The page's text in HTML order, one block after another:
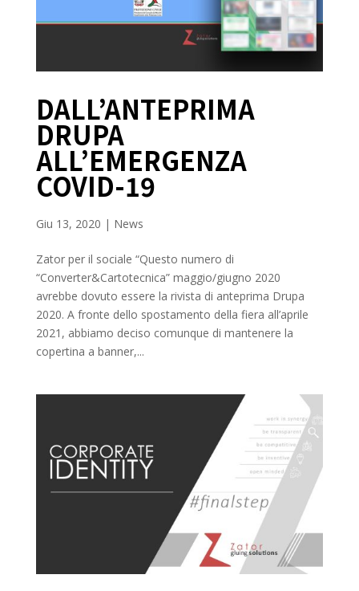
DALL’ANTEPRIMA
DRUPA
ALL’EMERGENZA
COVID-19
Giu 13, 2020 | News
Zator per il sociale “Questo numero di
“Converter&Cartotecnica” maggio/giugno 2020
avrebbe dovuto essere la rivista di anteprima Drupa
2020. A fronte dello spostamento della fiera all’aprile
2021, abbiamo deciso comunque di mantenere la
copertina a banner,...